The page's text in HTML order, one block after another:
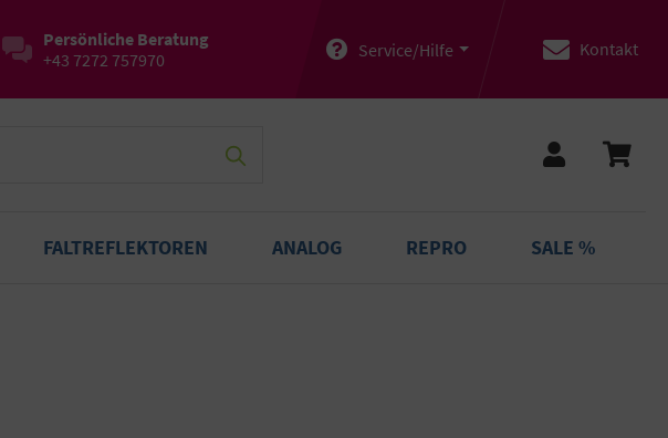
Persönliche Beratung
+43 7272 757970
Service/Hilfe Kontakt
FALTREFLEKTOREN ANALOG REPRO SALE %